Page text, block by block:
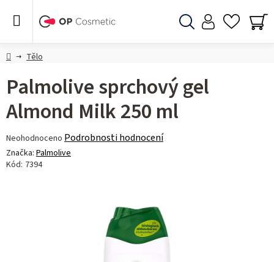
DomůTělo
Palmolive sprchový gel
Almond Milk 250 ml
Průměrné
hodnocení
produktu
Neohodnoceno Podrobnosti hodnocení
Značka: Palmolive
Kód: 7394